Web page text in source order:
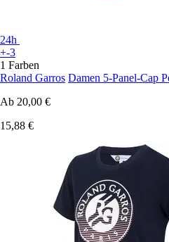
24h
+-3
1 Farben
Roland Garros Damen 5-Panel-Cap
Ab 20,00 €
15,88 €